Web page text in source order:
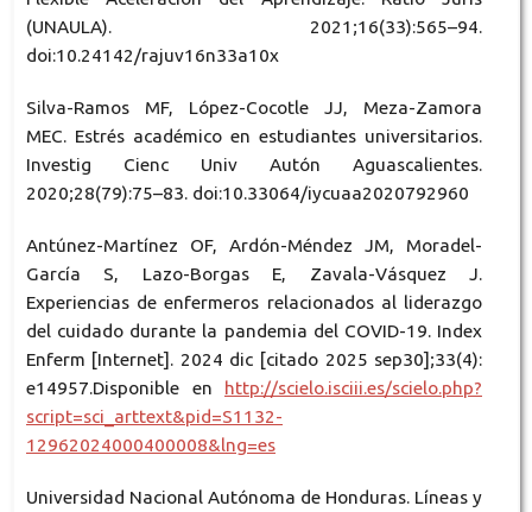
(UNAULA). 2021;16(33):565–94.
doi:10.24142/rajuv16n33a10x
Silva-Ramos MF, López-Cocotle JJ, Meza-Zamora
MEC. Estrés académico en estudiantes universitarios.
Investig Cienc Univ Autón Aguascalientes.
2020;28(79):75–83. doi:10.33064/iycuaa2020792960
Antúnez-Martínez OF, Ardón-Méndez JM, Moradel-
García S, Lazo-Borgas E, Zavala-Vásquez J.
Experiencias de enfermeros relacionados al liderazgo
del cuidado durante la pandemia del COVID-19. Index
Enferm [Internet]. 2024 dic [citado 2025 sep30];33(4):
e14957.Disponible en http://scielo.isciii.es/scielo.php?
script=sci_arttext&pid=S1132-
12962024000400008&lng=es
Universidad Nacional Autónoma de Honduras. Líneas y